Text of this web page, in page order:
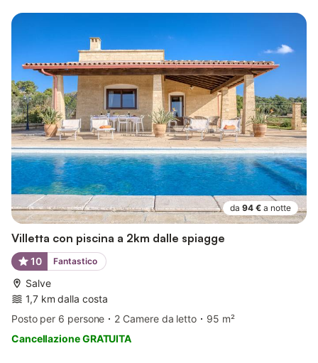
da 94 € a notte
Villetta con piscina a 2km dalle spiagge
10 Fantastico
Salve
1,7 km dalla costa
Posto per 6 persone
2 Camere da letto
95 m²
Cancellazione GRATUITA